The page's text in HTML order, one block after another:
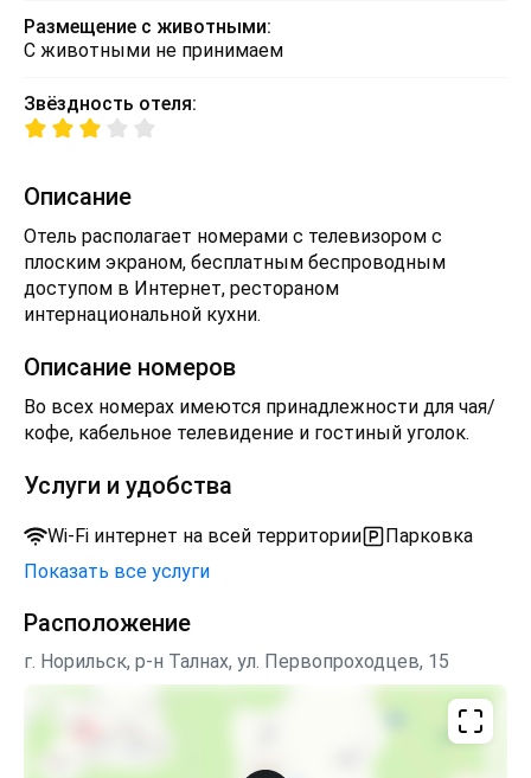
Размещение с животными:
С животными не принимаем
Звёздность отеля:
Описание
Отель располагает номерами с телевизором с
плоским экраном, бесплатным беспроводным
доступом в Интернет, рестораном
интернациональной кухни.
Описание номеров
Во всех номерах имеются принадлежности для чая/
кофе, кабельное телевидение и гостиный уголок.
Услуги и удобства
Wi-Fi интернет на всей территории
Парковка
Показать все услуги
Расположение
г. Норильск, р-н Талнах, ул. Первопроходцев, 15